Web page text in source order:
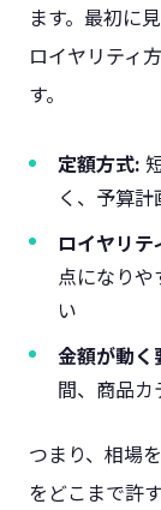
ます。最初に
ロイヤリティ
す。
定額方式:
く、予算
ロイヤリテ
点になり
い
金額が動く
間、商品カ
つまり、相場
をどこまで許